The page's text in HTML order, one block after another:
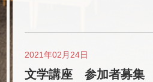
2021年02月24日
文学講座 参加者募集